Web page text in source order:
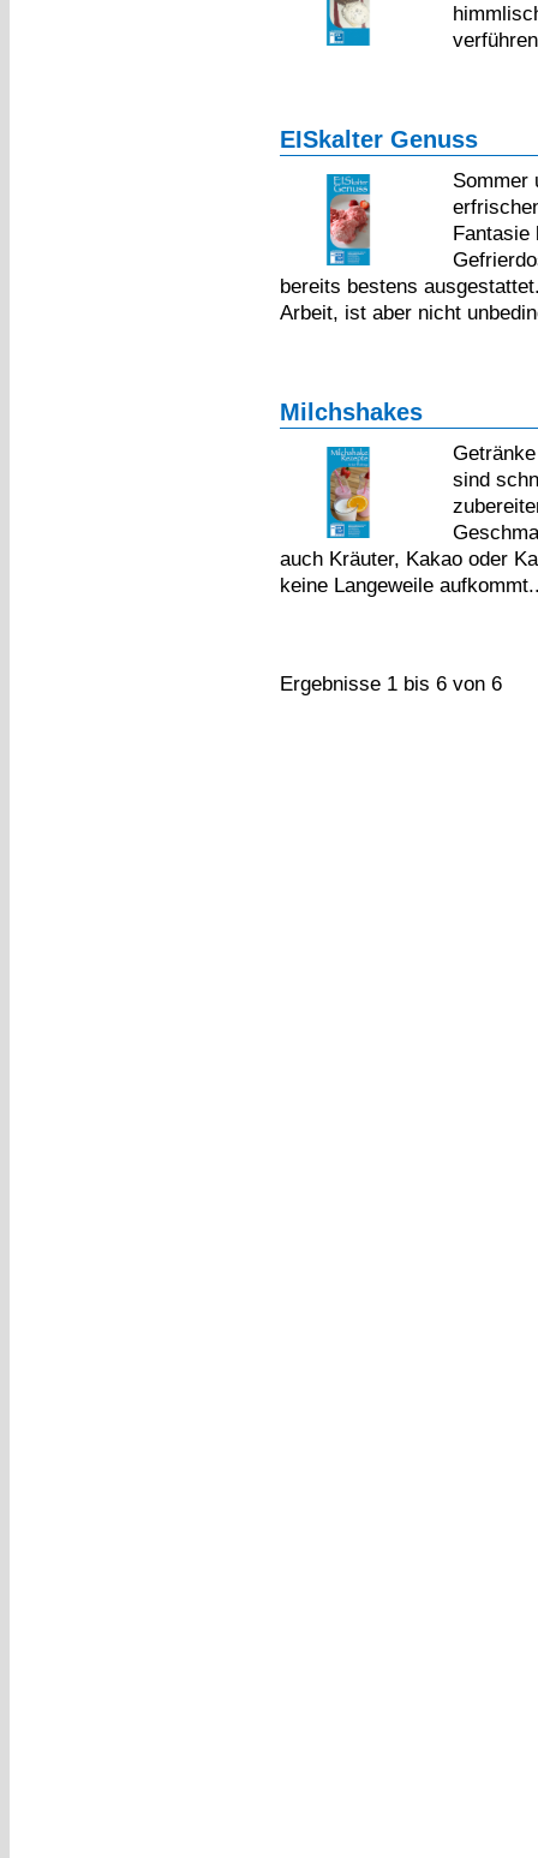
EISkalter Genuss
Sommer
Fantasie
bereits bestens
Arbeit, ist aber nicht
Milchshakes
sind
auch Kräuter, Kakao oder
keine Langeweile
Ergebnisse 1 bis 6 von 6